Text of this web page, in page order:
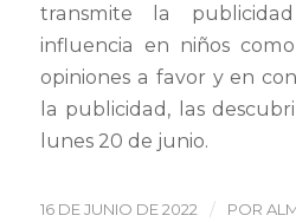
transmite la
influencia en niños
opiniones a favor y en
la publicidad, las
lunes 20 de junio.
16 DE JUNIO DE 2022 / POR